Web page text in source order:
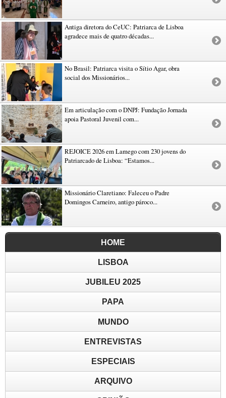
Antiga diretora do CeUC: Patriarca de Lisboa
agradece mais de quatro décadas...
No Brasil: Patriarca visita o Sítio Agar, obra
social dos Missionários...
Em articulação com o DNPJ: Fundação Jornada
apoia Pastoral Juvenil com...
REJOICE 2026 em Lamego com 230 jovens do
Patriarcado de Lisboa: “Estamos...
Missionário Claretiano: Faleceu o Padre
Domingos Carneiro, antigo pároco...
HOME
LISBOA
JUBILEU 2025
PAPA
MUNDO
ENTREVISTAS
ESPECIAIS
ARQUIVO